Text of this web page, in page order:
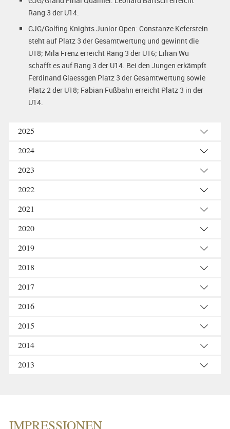
Rang 3 der U14.
GJG/Golfing Knights Junior Open: Constanze Keferstein
steht auf Platz 3 der Gesamtwertung und gewinnt die
U18; Mila Frenz erreicht Rang 3 der U16; Lilian Wu
schafft es auf Rang 3 der U14. Bei den Jungen erkämpft
Ferdinand Glaessgen Platz 3 der Gesamtwertung sowie
Platz 2 der U18; Fabian Fußbahn erreicht Platz 3 in der
U14.
2025
2024
2023
2022
2021
2020
2019
2018
2017
2016
2015
2014
2013
IMPRESSIONEN